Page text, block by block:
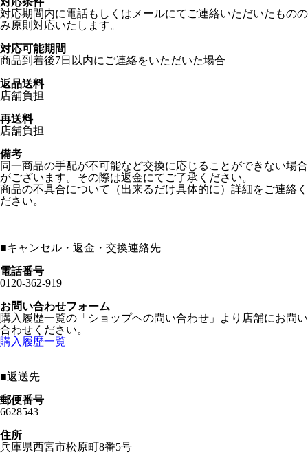
対応期間内に電話もしくはメールにてご連絡いただいたものの
み原則対応いたします。
対応可能期間
商品到着後7日以内にご連絡をいただいた場合
返品送料
店舗負担
再送料
店舗負担
備考
同一商品の手配が不可能など交換に応じることができない場合
がございます。その際は返金にてご了承ください。
商品の不具合について（出来るだけ具体的に）詳細をご連絡く
ださい。
■キャンセル・返金・交換連絡先
電話番号
0120-362-919
お問い合わせフォーム
購入履歴一覧の「ショップヘの問い合わせ」より店舗にお問い
合わせください。
購入履歴一覧
■返送先
郵便番号
6628543
住所
兵庫県西宮市松原町8番5号